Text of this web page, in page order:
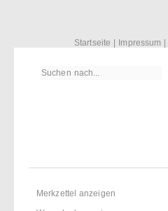
Startseite Impressum
Merkzettel anzeigen